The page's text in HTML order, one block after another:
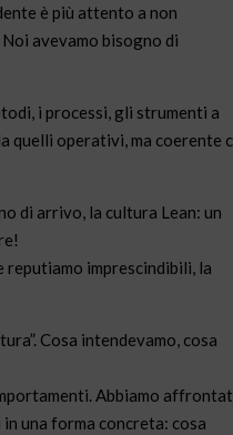
è più attento a non
avevamo bisogno di
i processi, gli strumenti a
quelli operativi, ma coerente
di arrivo, la cultura Lean: un
reputiamo imprescindibili, la
Cosa intendevamo, cosa
Abbiamo
una forma concreta: cosa